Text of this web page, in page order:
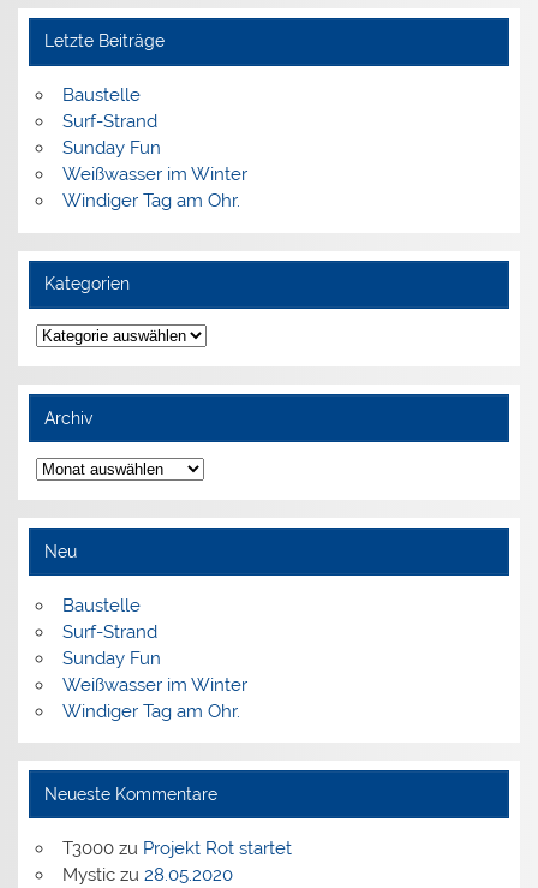
Letzte Beiträge
Baustelle
Surf-Strand
Sunday Fun
Weißwasser im Winter
Windiger Tag am Ohr.
Kategorien
Kategorien
Archiv
Archiv
Neu
Baustelle
Surf-Strand
Sunday Fun
Weißwasser im Winter
Windiger Tag am Ohr.
Neueste Kommentare
T3000zu Projekt Rot startet
Mysticzu 28.05.2020